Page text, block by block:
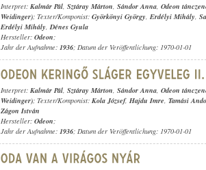
Interpret: Kalmár Pál, Sztáray Márton, Sándor Anna, Odeon
Weidinger); Texter/Komponist: Györkönyi György, Erdélyi Mihály,
Erdélyi Mihály,Dénes Gyula
Hersteller: Odeon;
Jahr der Aufnahme: 1936; Datum der Veröffentlichung: 1970-01-01
Interpret: Kalmár Pál, Sztáray Márton, Sándor Anna, Odeon
Weidinger); Texter/Komponist: Kola József, Hajdu Imre, Tamási
Zágon István
Hersteller: Odeon;
Jahr der Aufnahme: 1936; Datum der Veröffentlichung: 1970-01-01